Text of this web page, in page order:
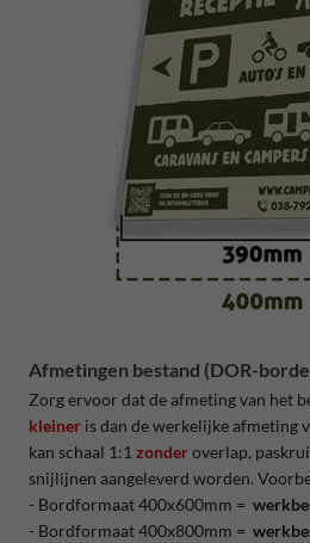
Afmetingen bestand (DOR-
Zorg ervoor dat de afmeting van het
kleineris dan de werkelijke afmeting
kan schaal 1:1 zonderoverlap,
snijlijnen aangeleverd worden.
- Bordformaat 400x600mm =
- Bordformaat 400x800mm =